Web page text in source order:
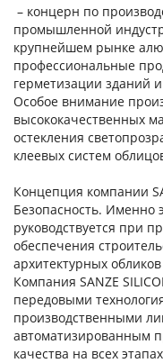
– концерн по
промышленной
крупнейшем рынке
профессиональные
герметизации зданий
Особое внимание
высококачественных
остекления
клеевых систем
Концепция компании
Безопасность. Именно
руководствуется при
обеспечения
архитектурных
Компания SANZE
передовыми
производственными
автоматизированным
качества на всех